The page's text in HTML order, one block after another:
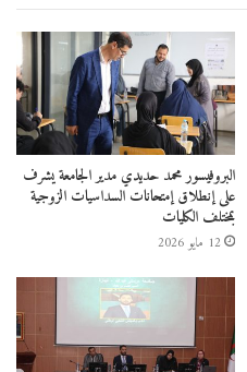
البروفيسور محمد حديدي مدير الجامعة يشرف
على إنطلاق إمتحانات السداسيات الزوجية
بمختلف الكليات
12 مايو 2026